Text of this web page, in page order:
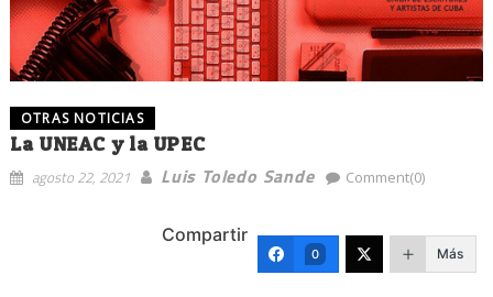
OTRAS NOTICIAS
La UNEAC y la UPEC
agosto 22, 2021 Luis Toledo Sande Comment(0)
Compartir
0 Más